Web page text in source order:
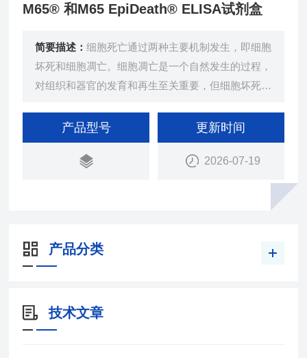
M65® 和M65 EpiDeath® ELISA试剂盒
简要描述：细胞死亡通过两种主要机制发生，即细胞
坏死和细胞凋亡。细胞凋亡是一个自然发生的过程，
对组织和器官的发育和再生至关重要，但细胞坏死是
产品型号 更新时间
2026-07-19
产品分类
技术文章